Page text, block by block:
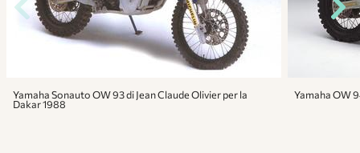
Yamaha Sonauto OW 93 di Jean Claude Olivier per la
Dakar 1988
Yamaha OW